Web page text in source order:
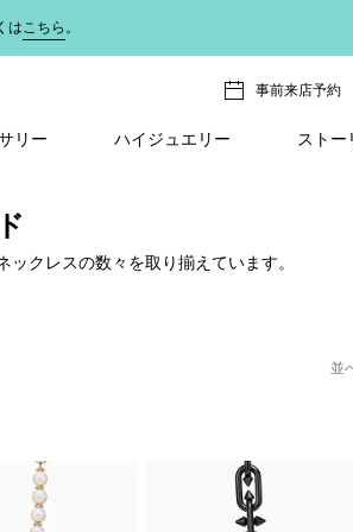
はこちら 。
事前来店予約
リー ハイジュエリー ストー
クレスの数々を取り揃えています。
並